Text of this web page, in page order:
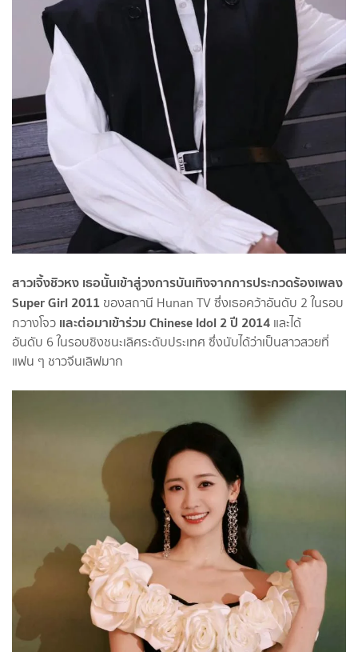
สาวเจิ้งชิวหง เธอนั้นเข้าสู่วงการบันเทิงจากการประกวดร้องเพลง
Super Girl 2011 ของสถานี Hunan TV ซึ่งเธอคว้าอันดับ 2 ในรอบ
กวางโจว และต่อมาเข้าร่วม Chinese Idol 2 ปี 2014 และได้
อันดับ 6 ในรอบชิงชนะเลิศระดับประเทศ ซึ่งนับได้ว่าเป็นสาวสวยที่
แฟน ๆ ชาวจีนเลิฟมาก